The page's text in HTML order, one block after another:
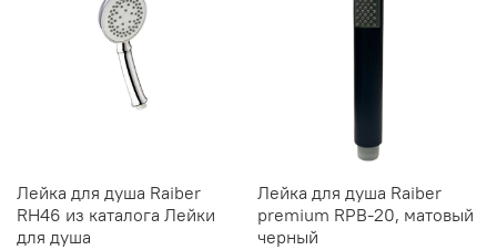
Лейка для душа Raiber
RH46 из каталога Лейки
для душа
Лейка для душа Raiber
premium RPB-20, матовый
черный